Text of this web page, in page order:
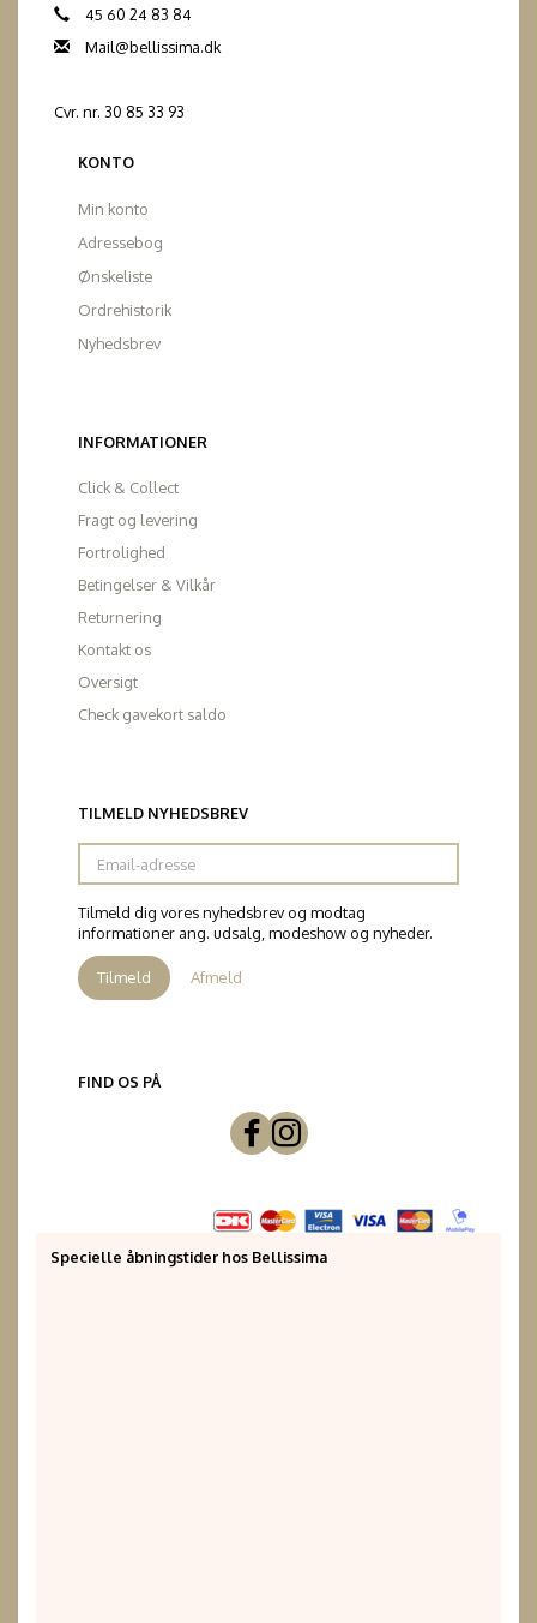
45 60 24 83 84
Mail@bellissima.dk
Cvr. nr. 30 85 33 93
KONTO
Min konto
Adressebog
Ønskeliste
Ordrehistorik
Nyhedsbrev
INFORMATIONER
Click & Collect
Fragt og levering
Fortrolighed
Betingelser & Vilkår
Returnering
Kontakt os
Oversigt
Check gavekort saldo
TILMELD NYHEDSBREV
Email-
adresse
Tilmeld dig vores nyhedsbrev og modtag
informationer ang. udsalg, modeshow og nyheder.
Tilmeld Afmeld
FIND OS PÅ
Specielle åbningstider hos Bellissima